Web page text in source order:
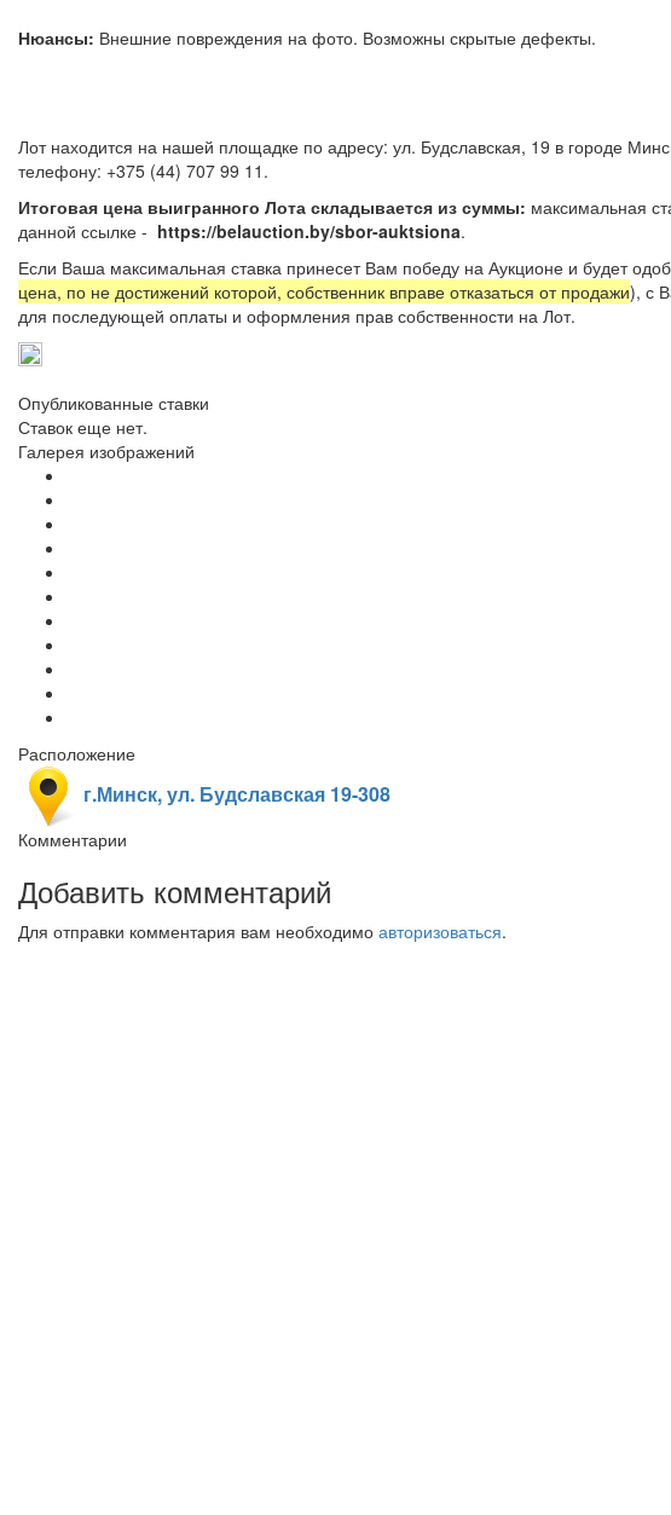
Нюансы: Внешние повреждения на фото. Возможны скрытые дефекты.
Лот находится на нашей площадке по адресу: ул. Будславская, 19 в городе
телефону: +375 (44) 707 99 11.
Итоговая цена выигранного Лота складывается из суммы: максимальная
данной ссылке - https://belauction.by/sbor-auktsiona.
Если Ваша максимальная ставка принесет Вам победу на Аукционе и будет
цена, по не достижений которой, собственник вправе отказаться от продажи), с
для последующей оплаты и оформления прав собственности на Лот.
Опубликованные ставки
Ставок еще нет.
Галерея изображений
Расположение
г.Минск, ул. Будславская 19-308
Комментарии
Добавить комментарий
Для отправки комментария вам необходимо авторизоваться.